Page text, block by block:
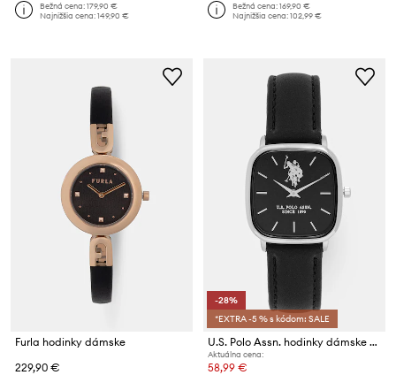
Bežná cena:179,90 €
Najnižšia cena:149,90 €
Bežná cena:169,90 €
Najnižšia cena:102,99 €
Furla hodinky dámske
229,90 €
-28%
*EXTRA -5 % s kódom: SALE
U.S. Polo Assn. hodinky dámske KEIRA
Aktuálna cena:
58,99 €